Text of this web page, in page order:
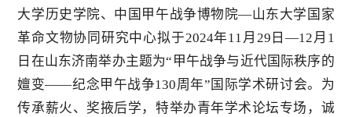
大学历史学院、中国甲午战争博物院—山东大学国家
革命文物协同研究中心拟于2024年11月29日—12月1
日在山东济南举办主题为“甲午战争与近代国际秩序的
嬗变——纪念甲午战争130周年”国际学术研讨会。为
传承薪火、奖掖后学，特举办青年学术论坛专场，诚